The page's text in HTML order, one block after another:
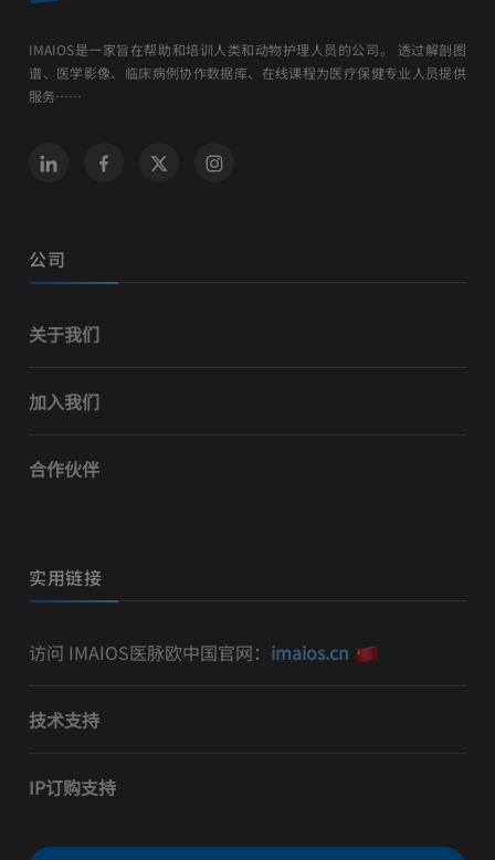
IMAIOS是一家旨在帮助和培训人类和动物护理人员的公司。 透过解剖图
谱、医学影像、临床病例协作数据库、在线课程为医疗保健专业人员提供
服务……
公司
关于我们
加入我们
合作伙伴
实用链接
访问 IMAIOS医脉欧中国官网： imaios.cn
技术支持
IP订购支持